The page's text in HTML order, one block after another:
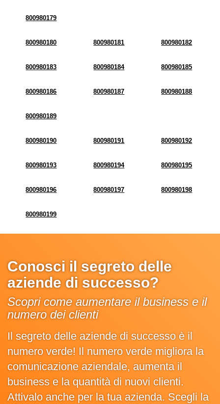
800980179
800980180 800980181 800980182
800980183 800980184 800980185
800980186 800980187 800980188
800980189
800980190 800980191 800980192
800980193 800980194 800980195
800980196 800980197 800980198
800980199
Conosci il segreto delle
aziende di successo?
Scopri come aumentare il business e il
numero dei clienti
Il segreto delle aziende di successo è il
numero verde! Il numero verde migliora la
comunicazione aziendale, aumenta il
business e la quantità di nuovi clienti.
Attivalo anche per la tua azienda. Scegli la